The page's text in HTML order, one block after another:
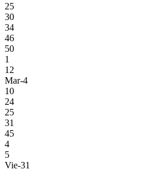
25
30
34
46
50
1
12
Mar-4
10
24
25
31
45
4
5
Vie-31